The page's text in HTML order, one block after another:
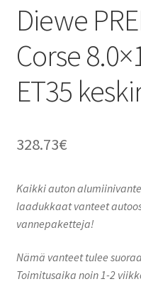
Diewe
Corse
ET35
328.73€
Kaikki auton
laadukkaat vanteet
vannepaketteja!
Nämä vanteet tulee
Toimitusaika noin 1-2